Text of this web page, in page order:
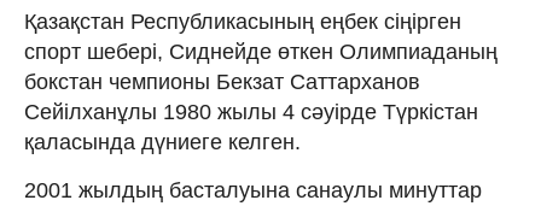
Қазақстан Республикасының еңбек сіңірген
спорт шебері, Сиднейде өткен Олимпиаданың
бокстан чемпионы Бекзат Саттарханов
Сейілханұлы 1980 жылы 4 сәуірде Түркістан
қаласында дүниеге келген.
2001 жылдың басталуына санаулы минуттар